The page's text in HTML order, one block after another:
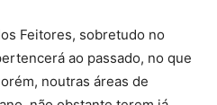
Feitores, sobretudo no
ao passado, no que
noutras áreas de